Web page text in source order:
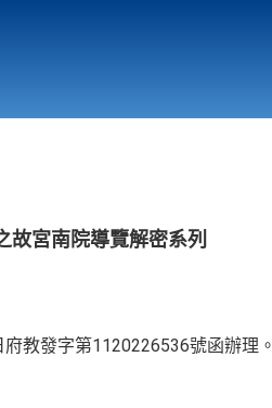
故宮南院導覽解密系列
教發字第1120226536號函辦理。